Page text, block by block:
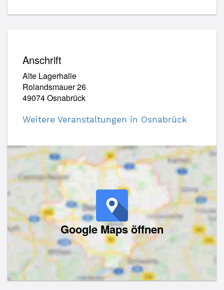
Anschrift
Alte Lagerhalle
Rolandsmauer 26
49074 Osnabrück
Weitere Veranstaltungen in Osnabrück
Google Maps öffnen